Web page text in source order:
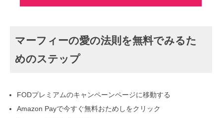
マーフィーの愛の法則を無料でみるた
めのステップ
FODプレミアムのキャンペーンページに移動する
Amazon Payで今すぐ無料おためしをクリック